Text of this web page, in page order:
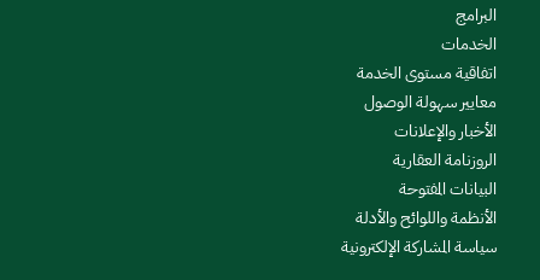
البرامج
الخدمات
اتفاقية مستوى الخدمة
معايير سهولة الوصول
الأخبار والإعلانات
الروزنامة العقارية
البيانات المفتوحة
الأنظمة واللوائح والأدلة
سياسة المشاركة الإلكترونية